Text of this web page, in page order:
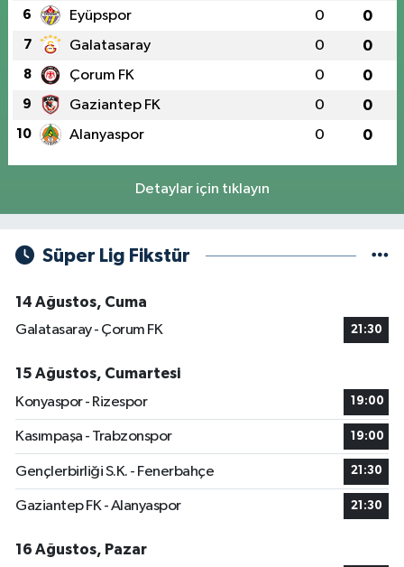
6 Eyüpspor 0 0
7 Galatasaray 0 0
8 Çorum FK 0 0
9 Gaziantep FK 0 0
10 Alanyaspor 0 0
Detaylar için tıklayın
Süper Lig Fikstür
14 Ağustos, Cuma
Galatasaray - Çorum FK
21:30
15 Ağustos, Cumartesi
Konyaspor - Rizespor
19:00
Kasımpaşa - Trabzonspor 19:00
Gençlerbirliği S.K. - Fenerbahçe 21:30
Gaziantep FK - Alanyaspor 21:30
16 Ağustos, Pazar